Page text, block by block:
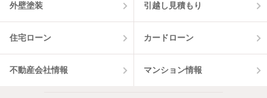
外壁塗装 引越し見積もり
住宅ローン カードローン
不動産会社情報 マンション情報